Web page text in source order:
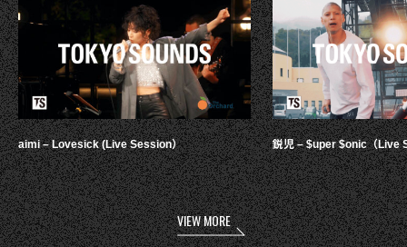
aimi – Lovesick (Live Session） 鋭児 – $uper $onic（Live
VIEW MORE